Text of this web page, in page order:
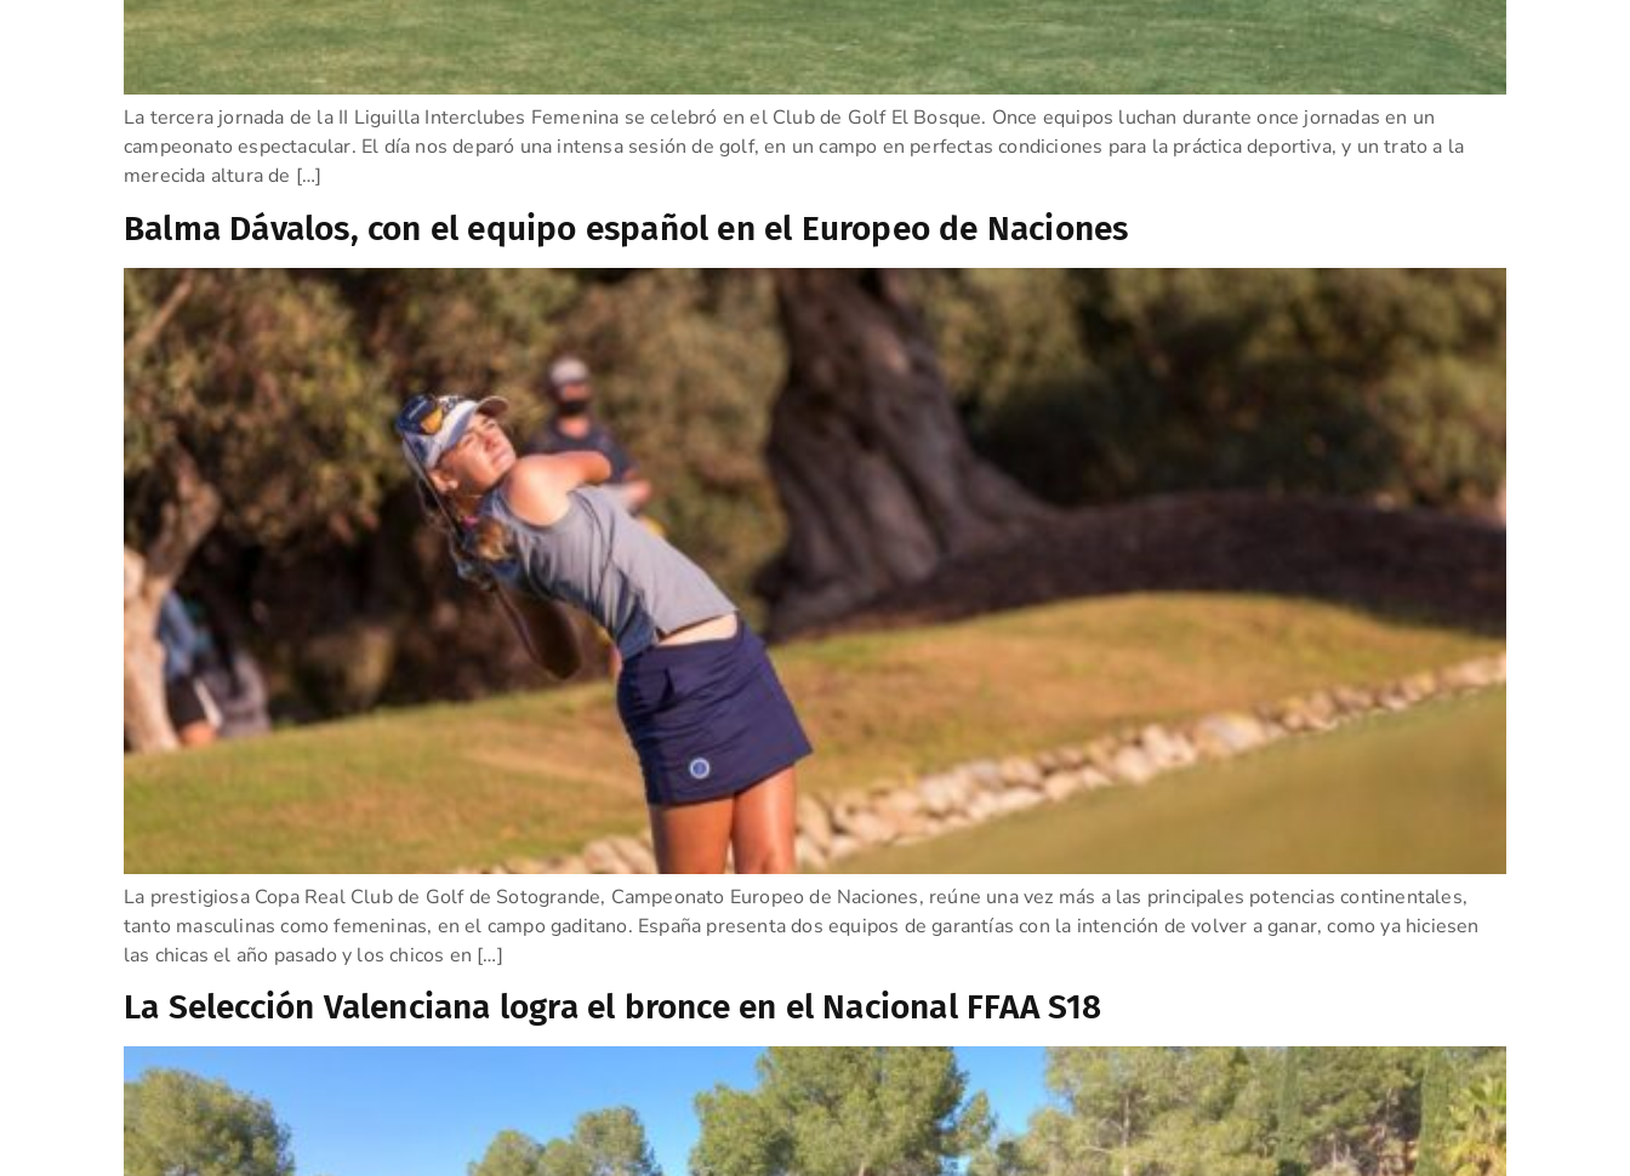
La tercera jornada de la II Liguilla Interclubes Femenina se celebró en el Club de Golf El Bosque. Once equipos luchan durante once jornadas en un
campeonato espectacular. El día nos deparó una intensa sesión de golf, en un campo en perfectas condiciones para la práctica deportiva, y un trato a la
merecida altura de […]
Balma Dávalos, con el equipo español en el Europeo de Naciones
La prestigiosa Copa Real Club de Golf de Sotogrande, Campeonato Europeo de Naciones, reúne una vez más a las principales potencias continentales,
tanto masculinas como femeninas, en el campo gaditano. España presenta dos equipos de garantías con la intención de volver a ganar, como ya hiciesen
las chicas el año pasado y los chicos en […]
La Selección Valenciana logra el bronce en el Nacional FFAA S18